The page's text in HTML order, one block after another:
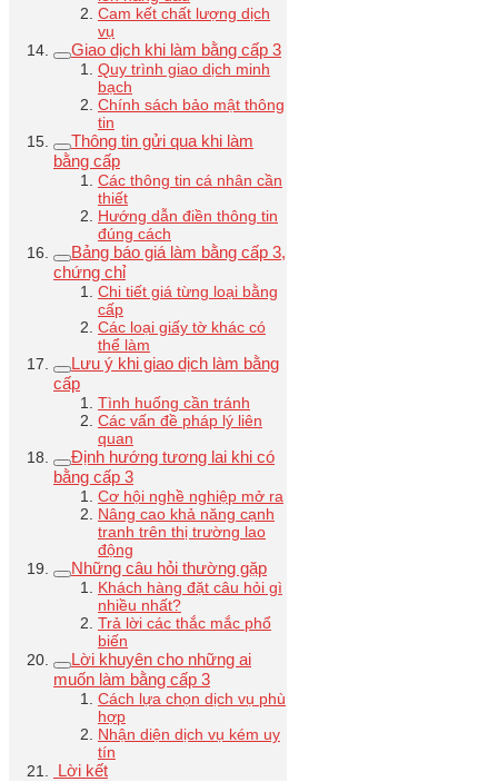
Cam kết chất lượng dịch
vụ
Giao dịch khi làm bằng cấp 3
Quy trình giao dịch minh
bạch
Chính sách bảo mật thông
tin
Thông tin gửi qua khi làm
bằng cấp
Các thông tin cá nhân cần
thiết
Hướng dẫn điền thông tin
đúng cách
Bảng báo giá làm bằng cấp 3,
chứng chỉ
Chi tiết giá từng loại bằng
cấp
Các loại giấy tờ khác có
thể làm
Lưu ý khi giao dịch làm bằng
cấp
Tình huống cần tránh
Các vấn đề pháp lý liên
quan
Định hướng tương lai khi có
bằng cấp 3
Cơ hội nghề nghiệp mở ra
Nâng cao khả năng cạnh
tranh trên thị trường lao
động
Những câu hỏi thường gặp
Khách hàng đặt câu hỏi gì
nhiều nhất?
Trả lời các thắc mắc phổ
biến
Lời khuyên cho những ai
muốn làm bằng cấp 3
Cách lựa chọn dịch vụ phù
hợp
Nhận diện dịch vụ kém uy
tín
Lời kết